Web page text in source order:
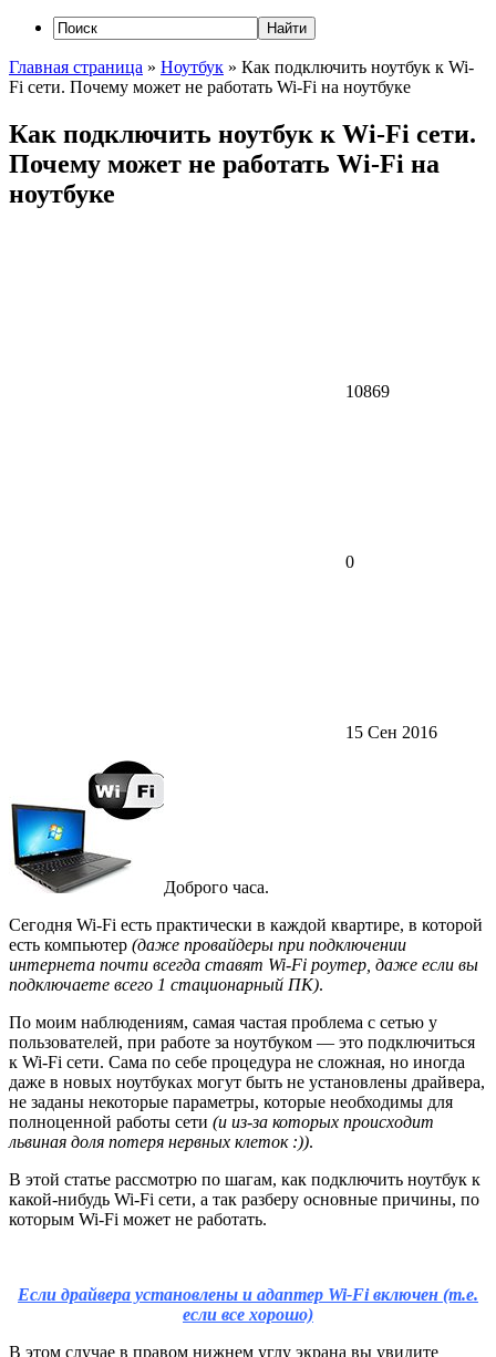
Главная страница » Ноутбук » Как подключить ноутбук к Wi-
Fi сети. Почему может не работать Wi-Fi на ноутбуке
Как подключить ноутбук к Wi-Fi сети.
Почему может не работать Wi-Fi на
ноутбуке
10869
0
15 Сен 2016
Доброго часа.
Сегодня Wi-Fi есть практически в каждой квартире, в которой
есть компьютер (даже провайдеры при подключении
интернета почти всегда ставят Wi-Fi роутер, даже если вы
подключаете всего 1 стационарный ПК).
По моим наблюдениям, самая частая проблема с сетью у
пользователей, при работе за ноутбуком — это подключиться
к Wi-Fi сети. Сама по себе процедура не сложная, но иногда
даже в новых ноутбуках могут быть не установлены драйвера,
не заданы некоторые параметры, которые необходимы для
полноценной работы сети (и из-за которых происходит
львиная доля потеря нервных клеток :)).
В этой статье рассмотрю по шагам, как подключить ноутбук к
какой-нибудь Wi-Fi сети, а так разберу основные причины, по
которым Wi-Fi может не работать.
Если драйвера установлены и адаптер Wi-Fi включен (т.е.
если все хорошо)
В этом случае в правом нижнем углу экрана вы увидите